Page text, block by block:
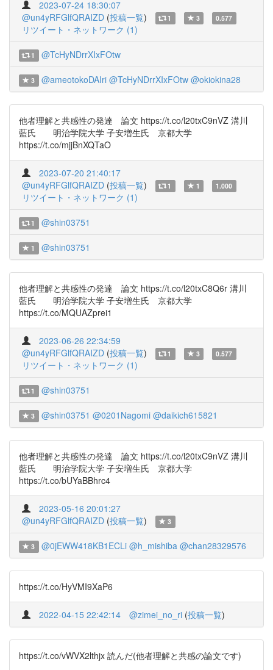
2023-07-24 18:30:07
@un4yRFGlfQRAIZD (投稿一覧) 1 3 0.577
リツイート・ネットワーク (1)
1 @TcHyNDrrXIxFOtw
3 @ameotokoDAIri @TcHyNDrrXIxFOtw @okiokina28
他者理解と共感性の発達 論文 https://t.co/l20txC9nVZ 溝川
藍氏 明治学院大学 子安増生氏 京都大学
https://t.co/mjjBnXQTaO
2023-07-20 21:40:17
@un4yRFGlfQRAIZD (投稿一覧) 1 1 1.000
リツイート・ネットワーク (1)
1 @shin03751
1 @shin03751
他者理解と共感性の発達 論文 https://t.co/l20txC8Q6r 溝川
藍氏 明治学院大学 子安増生氏 京都大学
https://t.co/MQUAZprei1
2023-06-26 22:34:59
@un4yRFGlfQRAIZD (投稿一覧) 1 3 0.577
リツイート・ネットワーク (1)
1 @shin03751
3 @shin03751 @0201Nagomi @daikich615821
他者理解と共感性の発達 論文 https://t.co/l20txC9nVZ 溝川
藍氏 明治学院大学 子安増生氏 京都大学
https://t.co/bUYaBBhrc4
2023-05-16 20:01:27
@un4yRFGlfQRAIZD (投稿一覧) 3
3 @0jEWW418KB1ECLi @h_mishiba @chan28329576
https://t.co/HyVMI9XaP6
2022-04-15 22:42:14 @zimei_no_ri (投稿一覧)
https://t.co/vWVX2lthjx 読んだ(他者理解と共感の論文です)